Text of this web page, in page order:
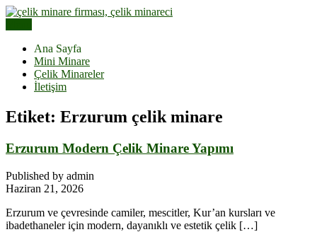
Skip
Çelik Minare | Çelik Minare
Yapımı
Ana Sayfa
Mini Minare
Çelik Minareler
İletişim
Etiket: Erzurum çelik minare
Erzurum Modern Çelik Minare Yapımı
Published by admin
Haziran 21, 2026
Erzurum ve çevresinde camiler, mescitler, Kur’an kursları ve
ibadethaneler için modern, dayanıklı ve estetik çelik […]